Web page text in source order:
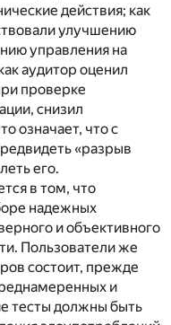
действия; как
улучшению
управления на
аудитор оценил
проверке
снизил
означает, что с
«разрыв
его.
в том, что
надежных
и объективного
Пользователи же
состоит, прежде
и
тесты должны быть